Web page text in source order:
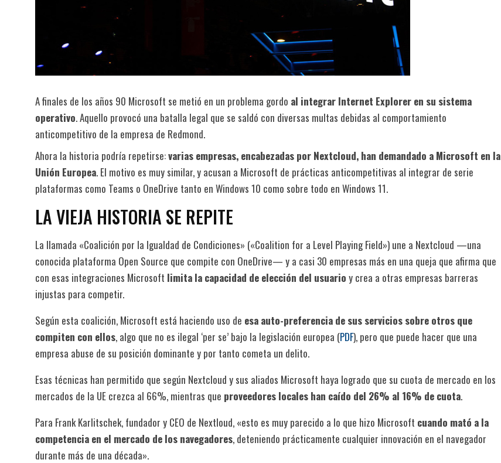
A finales de los años 90 Microsoft se metió en un problema gordo al integrar Internet Explorer en su sistema
operativo. Aquello provocó una batalla legal que se saldó con diversas multas debidas al comportamiento
anticompetitivo de la empresa de Redmond.
Ahora la historia podría repetirse:varias empresas, encabezadas por Nextcloud, han demandado a Microsoft en la
Unión Europea. El motivo es muy similar, y acusan a Microsoft de prácticas anticompetitivas al integrar de serie
plataformas como Teams o OneDrive tanto en Windows 10 como sobre todo en Windows 11.
LA VIEJA HISTORIA SE REPITE
La llamada «Coalición por la Igualdad de Condiciones» («Coalition for a Level Playing Field») une a Nextcloud —una
conocida plataforma Open Source que compite con OneDrive— y a casi 30 empresas más en una queja que afirma que
con esas integraciones Microsoft limita la capacidad de elección del usuario y crea a otras empresas barreras
injustas para competir.
Según esta coalición, Microsoft está haciendo uso de esa auto-preferencia de sus servicios sobre otros que
compiten con ellos, algo que no es ilegal ‘per se’ bajo la legislación europea (PDF), pero que puede hacer que una
empresa abuse de su posición dominante y por tanto cometa un delito.
Esas técnicas han permitido que según Nextcloud y sus aliados Microsoft haya logrado que su cuota de mercado en los
mercados de la UE crezca al 66%, mientras que proveedores locales han caído del 26% al 16% de cuota.
Para Frank Karlitschek, fundador y CEO de Nextloud, «esto es muy parecido a lo que hizo Microsoft cuando mató a la
competencia en el mercado de los navegadores, deteniendo prácticamente cualquier innovación en el navegador
durante más de una década».